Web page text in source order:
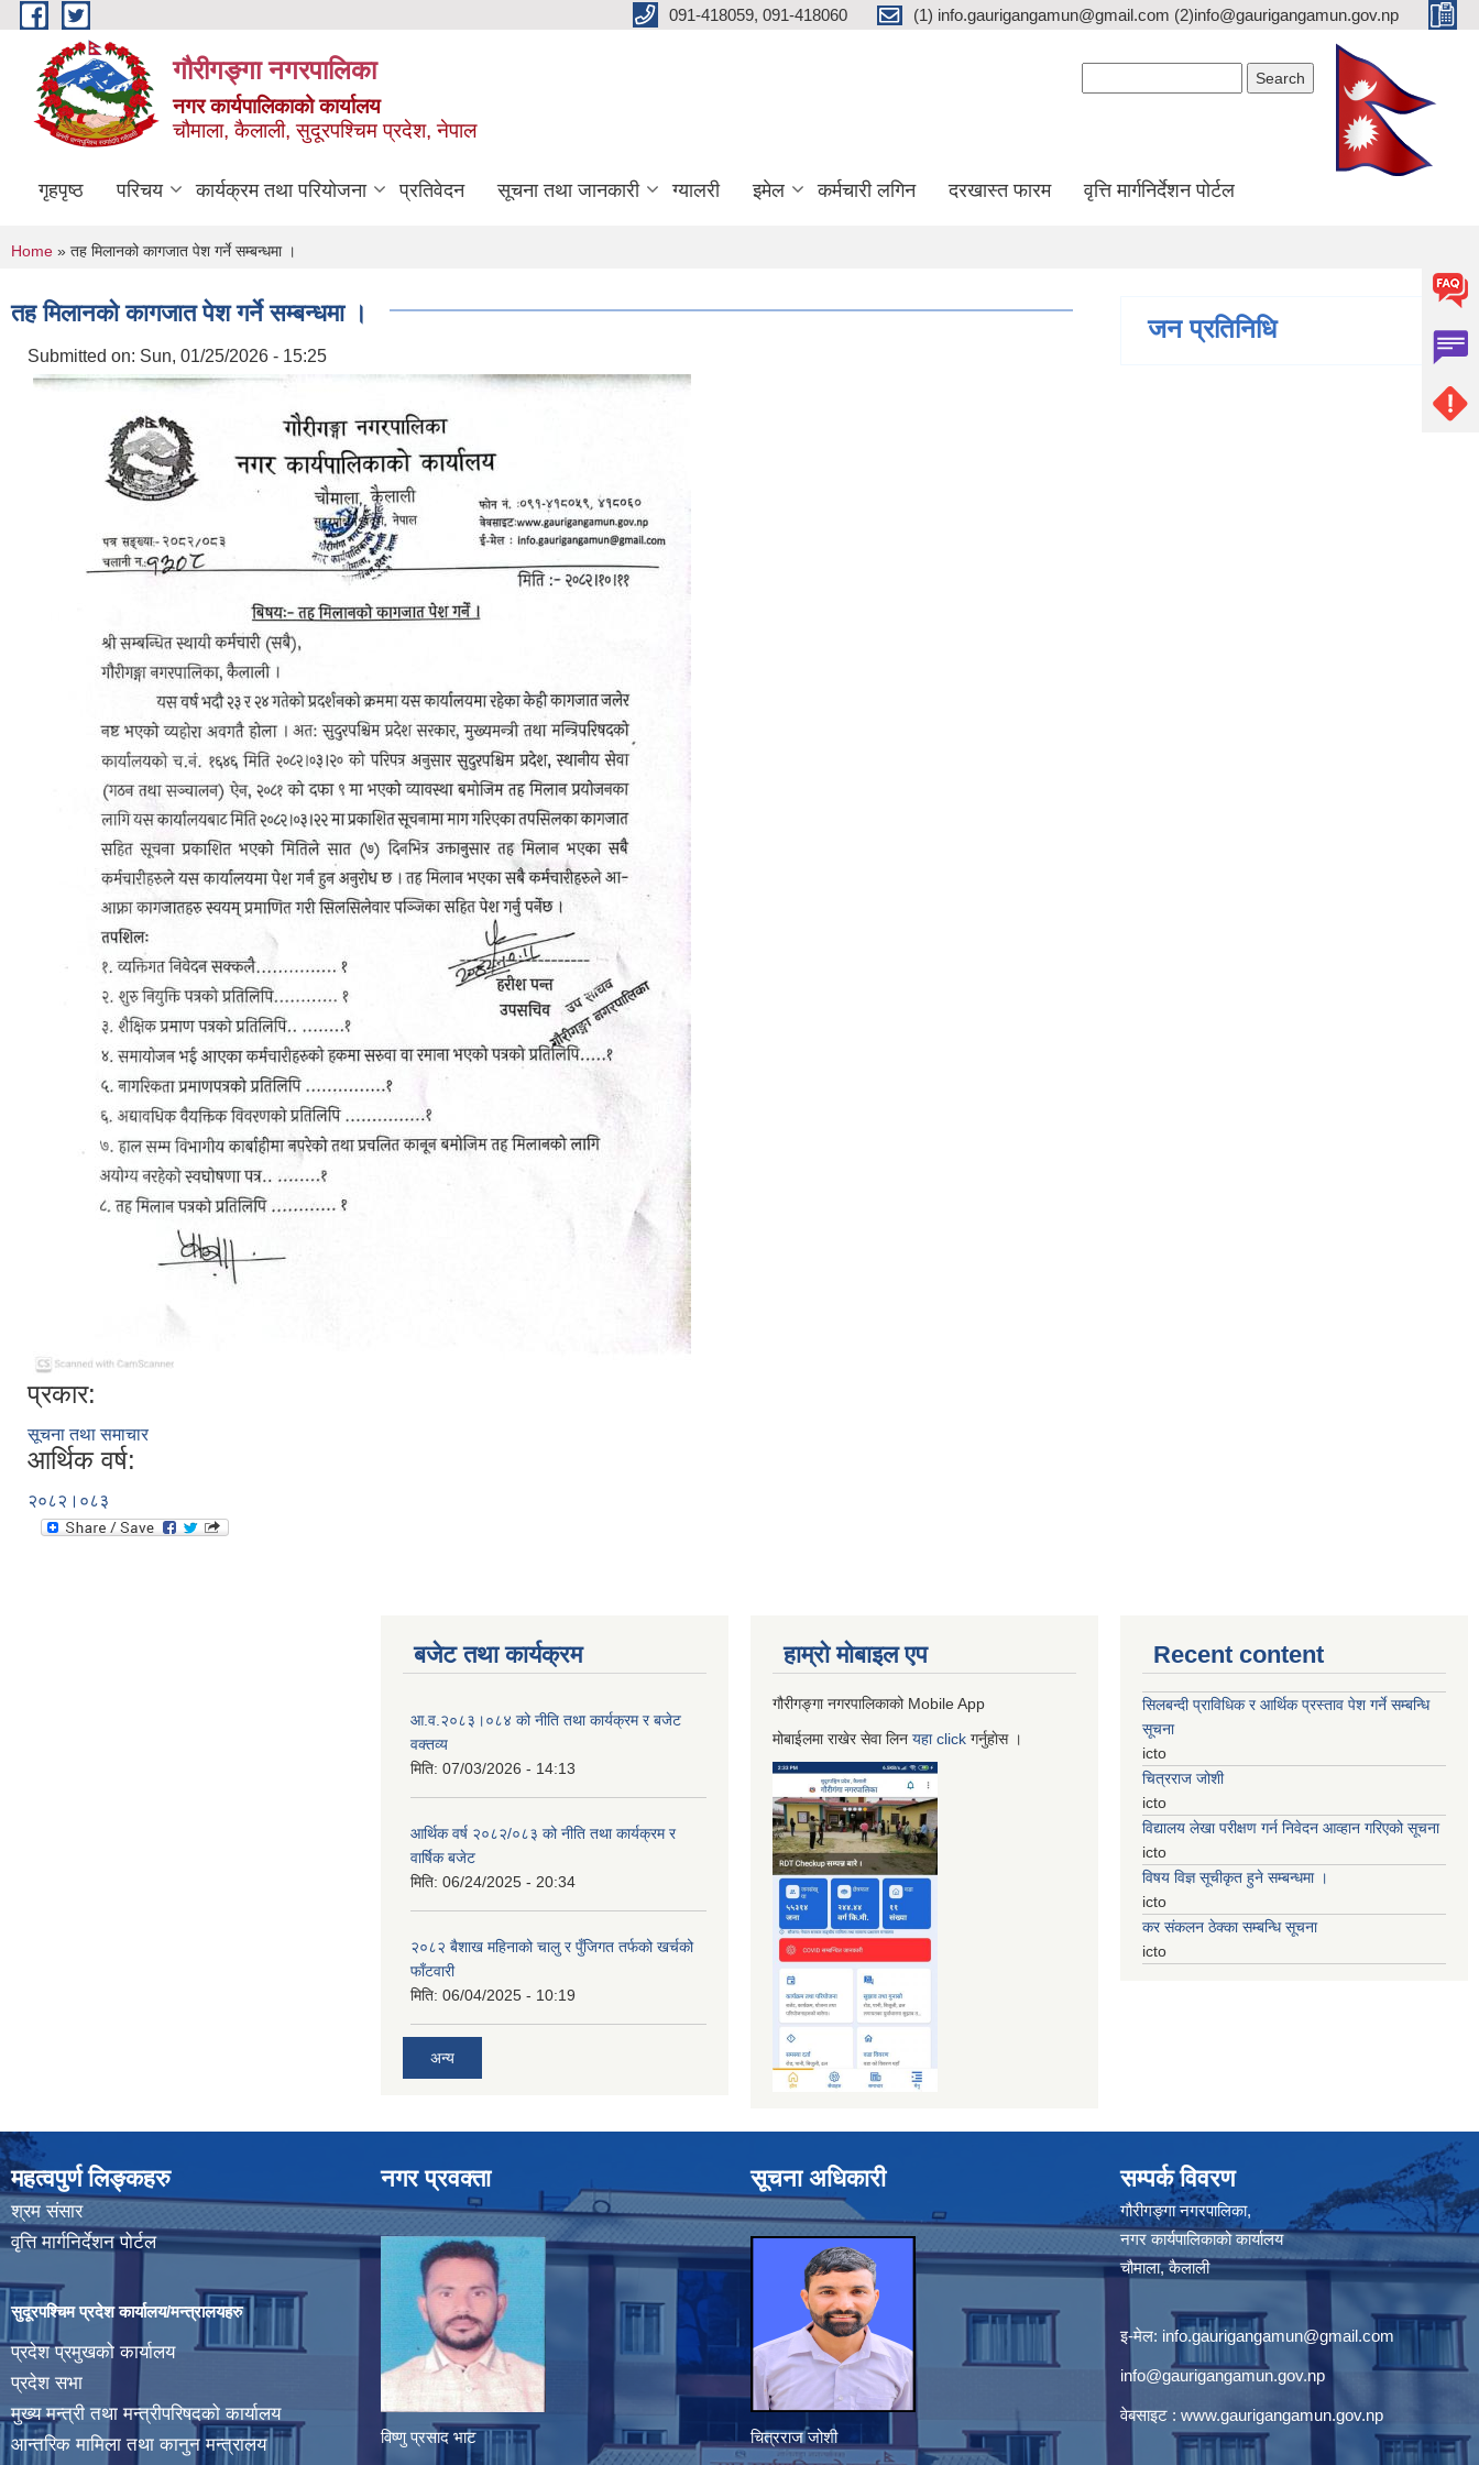
Skip to main content 091-418059, 091-418060 (1) info.gaurigangamun@gmail.com (2)info@gaurigangamun.gov.np
गौरीगङ्गा नगरपालिका
नगर कार्यपालिकाको कार्यालय
चौमाला, कैलाली, सुदूरपश्चिम प्रदेश, नेपाल
गृहपृष्ठ परिचय कार्यक्रम तथा परियोजना प्रतिवेदन सूचना तथा जानकारी ग्यालरी इमेल कर्मचारी लगिन दरखास्त फारम वृत्ति मार्गनिर्देशन पोर्टल
You are here
Home » तह मिलानको कागजात पेश गर्ने सम्बन्धमा ।
तह मिलानको कागजात पेश गर्ने सम्बन्धमा ।
Submitted on: Sun, 01/25/2026 - 15:25
प्रकार:
सूचना तथा समाचार
आर्थिक वर्ष:
२०८२।०८३
जन प्रतिनिधि
बजेट तथा कार्यक्रम
आ.व.२०८३।०८४ को नीति तथा कार्यक्रम र बजेट
वक्तव्य
मिति: 07/03/2026 - 14:13
आर्थिक वर्ष २०८२/०८३ को नीति तथा कार्यक्रम र
वार्षिक बजेट
मिति: 06/24/2025 - 20:34
२०८२ बैशाख महिनाको चालु र पुँजिगत तर्फको खर्चको
फाँटवारी
मिति: 06/04/2025 - 10:19
अन्य
हाम्रो माेबाइल एप
गौरीगङ्गा नगरपालिकाको Mobile App
मोबाईलमा राखेर सेवा लिन यहाclick गर्नुहाेस ।
Recent content
सिलबन्दी प्राविधिक र आर्थिक प्रस्ताव पेश गर्ने सम्बन्धि
सूचना
icto
चित्रराज जोशी
icto
विद्यालय लेखा परीक्षण गर्न निवेदन आव्हान गरिएको सूचना
icto
विषय विज्ञ सूचीकृत हुने सम्बन्धमा ।
icto
कर संकलन ठेक्का सम्बन्धि सूचना
icto
महत्वपुर्ण लिङ्कहरु
श्रम संसार
वृत्ति मार्गनिर्देशन पोर्टल
सुदूरपश्चिम प्रदेश कार्यालय/मन्त्रालयहरु
प्रदेश प्रमुखको कार्यालय
प्रदेश सभा
मुख्य मन्त्री तथा मन्त्रीपरिषदको कार्यालय
आन्तरिक मामिला तथा कानुन मन्त्रालय
नगर प्रवक्ता
विष्णु प्रसाद भाट
सूचना अधिकारी
चित्रराज जोशी
सम्पर्क विवरण
गौरीगङ्गा नगरपालिका,
नगर कार्यपालिकाको कार्यालय
चौमाला, कैलाली
इ-मेल: info.gaurigangamun@gmail.com
info@gaurigangamun.gov.np
वेबसाइट : www.gaurigangamun.gov.np